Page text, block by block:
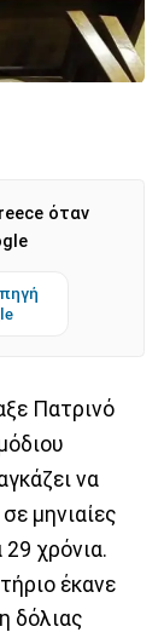
όταν
Πατρινό
να
μηνιαίες
χρόνια.
έκανε
δόλιας